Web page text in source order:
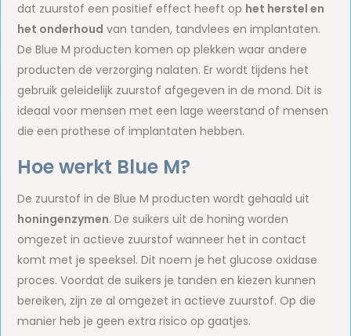
dat zuurstof een positief effect heeft op het herstel en
het onderhoud van tanden, tandvlees en implantaten.
De Blue M producten komen op plekken waar andere
producten de verzorging nalaten. Er wordt tijdens het
gebruik geleidelijk zuurstof afgegeven in de mond. Dit is
ideaal voor mensen met een lage weerstand of mensen
die een prothese of implantaten hebben.
Hoe werkt Blue M?
De zuurstof in de Blue M producten wordt gehaald uit
honingenzymen. De suikers uit de honing worden
omgezet in actieve zuurstof wanneer het in contact
komt met je speeksel. Dit noem je het glucose oxidase
proces. Voordat de suikers je tanden en kiezen kunnen
bereiken, zijn ze al omgezet in actieve zuurstof. Op die
manier heb je geen extra risico op gaatjes.